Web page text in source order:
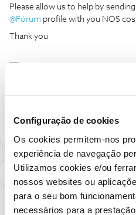
Configuração de cookies
Os cookies permitem-nos
experiência de navegação
Utilizamos cookies e/ou
nossos websites ou
para o seu bom
necessários para a
Please allow us to help by
@Fórum profile with you NOS
Thank you
Ajude a comunidade a encontrar
como "Melhor Resposta" e faça